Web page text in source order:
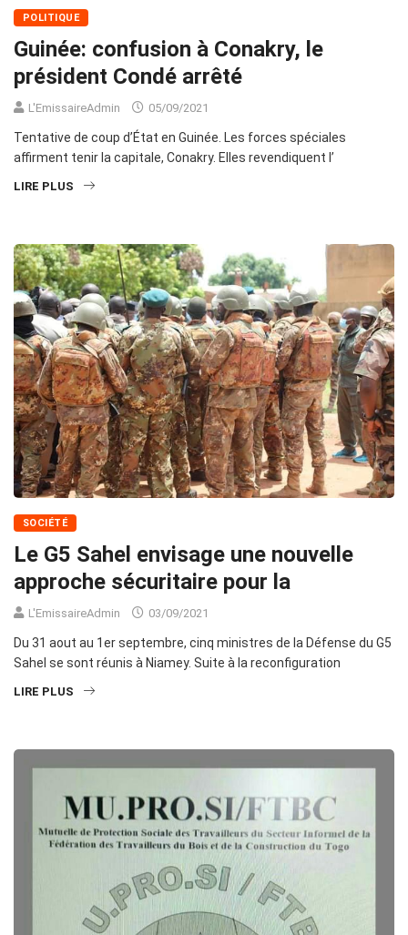
POLITIQUE
Guinée: confusion à Conakry, le
président Condé arrêté
L'EmissaireAdmin 05/09/2021
Tentative de coup d’État en Guinée. Les forces spéciales
affirment tenir la capitale, Conakry. Elles revendiquent l’
LIRE PLUS
SOCIÉTÉ
Le G5 Sahel envisage une nouvelle
approche sécuritaire pour la
L'EmissaireAdmin 03/09/2021
Du 31 aout au 1er septembre, cinq ministres de la Défense du G5
Sahel se sont réunis à Niamey. Suite à la reconfiguration
LIRE PLUS